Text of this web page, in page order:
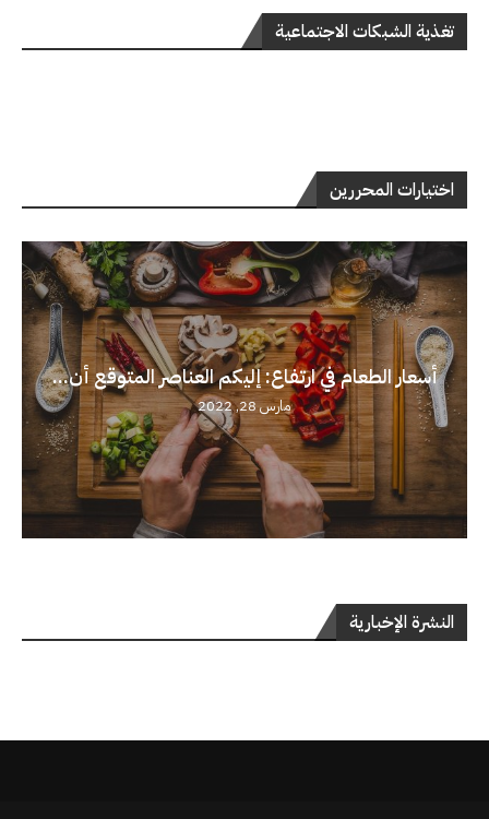
تغذية الشبكات الاجتماعية
اختيارات المحررين
أسعار الطعام في ارتفاع: إليكم العناصر المتوقع أن...
مارس 28, 2022
النشرة الإخبارية